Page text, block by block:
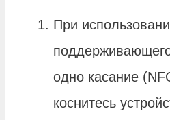
При
одно касание
коснитесь